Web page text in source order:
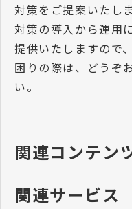
対策をご提案いたしま
対策の導入から運用
提供いたしますので
困りの際は、どうぞ
い。
関連コンテン
関連サービス